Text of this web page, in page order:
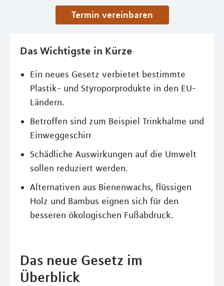
Termin vereinbaren
Das Wichtigste in Kürze
Ein neues Gesetz verbietet bestimmte
Plastik- und Styroporprodukte in den EU-
Ländern.
Betroffen sind zum Beispiel Trinkhalme und
Einweggeschirr
Schädliche Auswirkungen auf die Umwelt
sollen reduziert werden.
Alternativen aus Bienenwachs, flüssigen
Holz und Bambus eignen sich für den
besseren ökologischen Fußabdruck.
Das neue Gesetz im
Überblick